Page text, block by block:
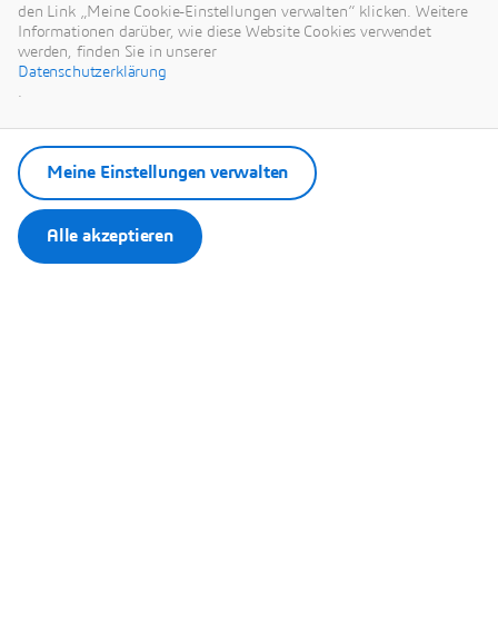
Anzeigen des externen Inhalts akzeptieren Sie die allgemeinen
Geschäftsbedingungen von www.youtube.com.
den Link „Meine Cookie-Einstellungen verwalten“ klicken. Weitere
Informationen darüber, wie diese Website Cookies verwendet
werden, finden Sie in unserer
Datenschutzerklärung
.
Alle akzeptieren
Meine Einstellungen verwalten